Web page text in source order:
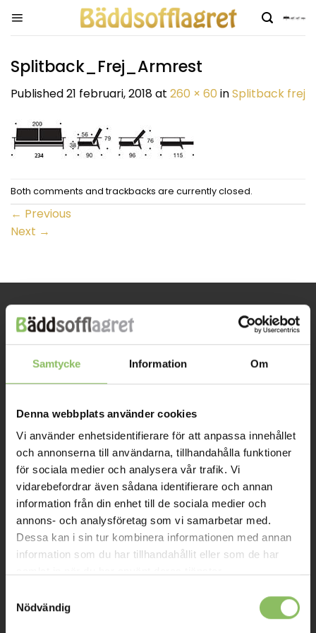
Samtycke Information Om
Denna webbplats använder cookies
Vi använder enhetsidentifierare för att anpassa innehållet
och annonserna till användarna, tillhandahålla funktioner
för sociala medier och analysera vår trafik. Vi
vidarebefordrar även sådana identifierare och annan
information från din enhet till de sociala medier och
annons- och analysföretag som vi samarbetar med.
Dessa kan i sin tur kombinera informationen med annan
information som du har tillhandahållit eller som de har
Nödvändig
Splitback_Frej_Armrest
Published21 februari, 2018at 260 × 60 inSplitback frej
Both comments and trackbacks are currently closed.
← Previous
Next →
INFORMATION
Om oss
Mitt konto
Köpvillkor
Leverans
Prisgaranti
Reklamation
Affiliates